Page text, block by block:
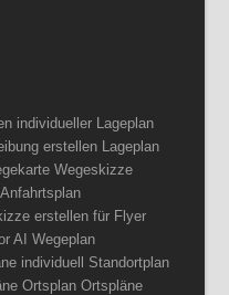
individueller Lageplan
erstellen Lageplan
Wegeskizze
erstellen für Flyer
AI Wegeplan
individuell Standortplan
Ortsplan Ortspläne